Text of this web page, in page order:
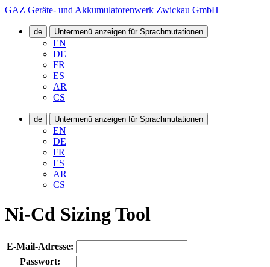
GAZ Geräte- und Akkumulatorenwerk Zwickau GmbH
de Untermenü anzeigen für Sprachmutationen
EN
DE
FR
ES
AR
CS
de Untermenü anzeigen für Sprachmutationen
EN
DE
FR
ES
AR
CS
Ni-Cd Sizing Tool
E-Mail-Adresse:
Passwort: